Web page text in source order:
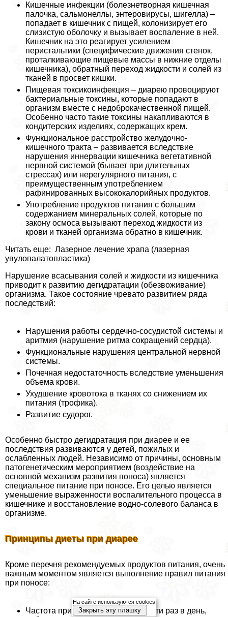
Кишечные инфекции (болезнетворная кишечная
палочка, сальмонеллы, энтеровирусы, шигелла) –
попадает в кишечник с пищей, колонизирует его
слизистую оболочку и вызывает воспаление в ней.
Кишечник на это реагирует усилением
перистальтики (специфические движения стенок,
проталкивающие пищевые массы в нижние отделы
кишечника), обратный переход жидкости и солей из
тканей в просвет кишки.
Пищевая токсикоинфекция – диарею провоцируют
бактериальные токсины, которые попадают в
организм вместе с недоброкачественной пищей.
Особенно часто такие токсины накапливаются в
кондитерских изделиях, содержащих крем.
Функциональное расстройство желудочно-
кишечного тpaкта – развивается вследствие
нарушения иннервации кишечника вегетативной
нервной системой (бывает при длительных
стрессах) или нерегулярного питания, с
преимущественным употрeблением
рафинированных высококалорийных продуктов.
Употрeбление продуктов питания с большим
содержанием минеральных солей, которые по
закону осмоса вызывают переход жидкости из
крови и тканей организма обратно в кишечник.
Читать еще: Лазерное лечение храпа (лазерная
увулопалатопластика)
Нарушение всасывания солей и жидкости из кишечника
приводит к развитию дегидратации (обезвоживание)
организма. Такое состояние чревато развитием ряда
последствий:
Нарушения работы сердечно-сосудистой системы и
аритмия (нарушение ритма сокращений сердца).
Функциональные нарушения центральной нервной
системы.
Почечная недостаточность вследствие уменьшения
объема крови.
Ухудшение кровотока в тканях со снижением их
питания (трофика).
Развитие судорог.
Особенно быстро дегидратация при диарее и ее
последствия развиваются у детей, пожилых и
ослабленных людей. Независимо от причины, основным
патогенетическим мероприятием (воздействие на
основной механизм развития поноса) является
специальное питание при поносе. Его целью является
уменьшение выраженности воспалительного процесса в
кишечнике и восстановление водно-солевого баланса в
организме.
Принципы диеты при диарее
Кроме перечня рекомендуемых продуктов питания, очень
важным моментом является выполнение правил питания
при поносе:
Частота приема пищи не менее 5-ти раз в день,
На сайте используются cookies
Закрыть эту плашку